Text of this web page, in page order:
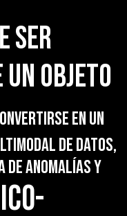
ser
un objeto
en un
de datos,
anomalías y